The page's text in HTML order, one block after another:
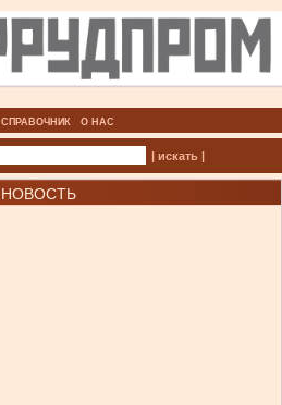
СПРАВОЧНИК О НАС
| искать |
НОВОСТЬ